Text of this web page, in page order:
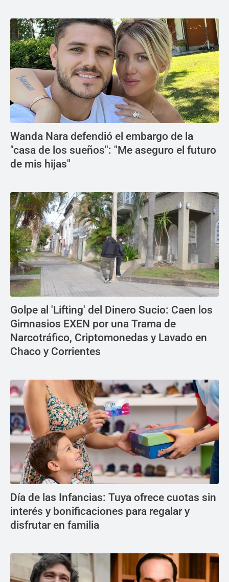
Wanda Nara defendió el embargo de la
"casa de los sueños": "Me aseguro el futuro
de mis hijas"
Golpe al 'Lifting' del Dinero Sucio: Caen los
Gimnasios EXEN por una Trama de
Narcotráfico, Criptomonedas y Lavado en
Chaco y Corrientes
Día de las Infancias: Tuya ofrece cuotas sin
interés y bonificaciones para regalar y
disfrutar en familia